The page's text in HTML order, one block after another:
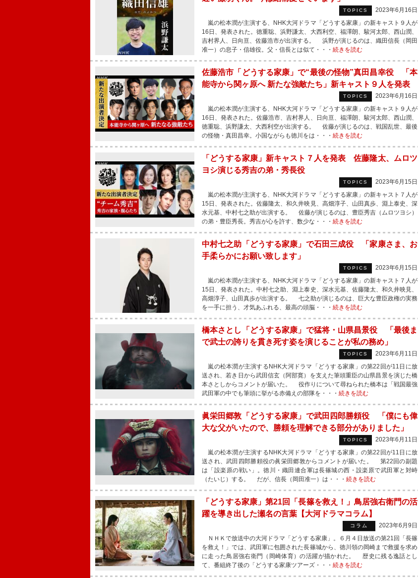
TOPICS
2023年6月16日
嵐の松本潤が主演する、NHK大河ドラマ「どうする家康」の新キャスト９人が
16日、発表された。徳重聡、浜野謙太、大西利空、福澤朗、駿河太郎、西山潤、
吉村界人、日向亘、佐藤浩市が出演する。 浜野が演じるのは、織田信長（岡田
准一）の息子・信雄役。父・信長とは似て・・・ 続きを読む
佐藤浩市「どうする家康」で“最後の怪物”真田昌幸役 「本
能寺から関ヶ原へ 新たな強敵たち」新キャスト９人を発表
TOPICS
2023年6月16日
嵐の松本潤が主演する、NHK大河ドラマ「どうする家康」の新キャスト９人が
16日、発表された。佐藤浩市、吉村界人、日向亘、福澤朗、駿河太郎、西山潤、
徳重聡、浜野謙太、大西利空が出演する。 佐藤が演じるのは、戦国乱世、最後
の怪物・真田昌幸。小国ながらも徳川をは・・・ 続きを読む
「どうする家康」新キャスト７人を発表 佐藤隆太、ムロツ
ヨシ演じる秀吉の弟・秀長役
TOPICS
2023年6月15日
嵐の松本潤が主演する、NHK大河ドラマ「どうする家康」の新キャスト７人が
15日、発表された。佐藤隆太、和久井映見、高畑淳子、山田真歩、淵上泰史、深
水元基、中村七之助が出演する。 佐藤が演じるのは、豊臣秀吉（ムロツヨシ）
の弟・豊臣秀長。秀吉が心を許す、数少な・・・ 続きを読む
中村七之助「どうする家康」で石田三成役 「家康さま、お
手柔らかにお願い致します」
TOPICS
2023年6月15日
嵐の松本潤が主演する、NHK大河ドラマ「どうする家康」の新キャスト７人が
15日、発表された。中村七之助、淵上泰史、深水元基、佐藤隆太、和久井映見、
高畑淳子、山田真歩が出演する。 七之助が演じるのは、巨大な豊臣政権の実務
を一手に担う、才気あふれる、最高の頭脳・・・ 続きを読む
橋本さとし「どうする家康」で猛将・山県昌景役 「最後ま
で武士の誇りを貫き死す姿を演じることが私の務め」
TOPICS
2023年6月11日
嵐の松本潤が主演するNHK大河ドラマ「どうする家康」の第22回が11日に放
送され、若き日から武田信玄（阿部寛）を支えた筆頭重臣の山県昌景を演じた橋
本さとしからコメントが届いた。 役作りについて尋ねられた橋本は「戦国最強
武田軍の中でも筆頭に挙がる赤備えの部隊を・・・ 続きを読む
眞栄田郷敦「どうする家康」で武田四郎勝頼役 「僕にも偉
大な父がいたので、勝頼を理解できる部分がありました」
TOPICS
2023年6月11日
嵐の松本潤が主演するNHK大河ドラマ「どうする家康」の第22回が11日に放
送され、武田四郎勝頼役の眞栄田郷敦からコメントが届いた。 第22回の副題
は「設楽原の戦い」。徳川・織田連合軍は長篠城の西・設楽原で武田軍と対峙
（たいじ）する。 だが、信長（岡田准一）は・・・ 続きを読む
「どうする家康」第21回「長篠を救え！」鳥居強右衛門の活
躍を導き出した瀬名の言葉【大河ドラマコラム】
コラム
2023年6月9日
ＮＨＫで放送中の大河ドラマ「どうする家康」。６月４日放送の第21回「長篠
を救え！」では、武田軍に包囲された長篠城から、徳川領の岡崎まで救援を求め
に走った鳥居強右衛門（岡崎体育）の活躍が描かれた。 歴史に残る逸話とし
て、番組終了後の「どうする家康ツアーズ・・・ 続きを読む